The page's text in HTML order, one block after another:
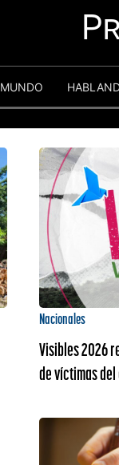
MUNDO
Nacionales
Visibles 2026
de víctimas